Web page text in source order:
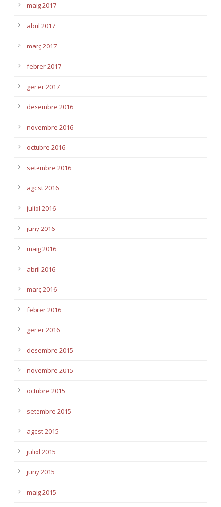
maig 2017
abril 2017
març 2017
febrer 2017
gener 2017
desembre 2016
novembre 2016
octubre 2016
setembre 2016
agost 2016
juliol 2016
juny 2016
maig 2016
abril 2016
març 2016
febrer 2016
gener 2016
desembre 2015
novembre 2015
octubre 2015
setembre 2015
agost 2015
juliol 2015
juny 2015
maig 2015